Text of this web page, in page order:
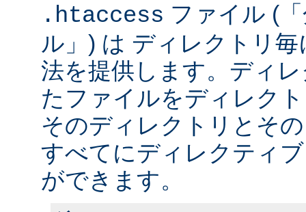
.htaccess ファイル (
ル」) は ディレクトリ
法を提供します。ディ
たファイルをディレク
そのディレクトリとそ
すべてにディレクティ
ができます。